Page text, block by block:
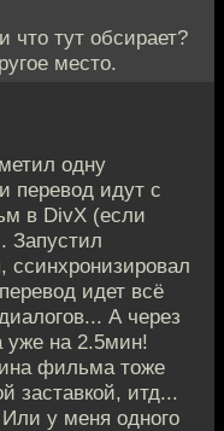
что тут обсирает?
место.
одну
идут с
в DivX (если
Запустил
идет всё
А через
уже на 2.5мин!
фильма тоже
заставкой, итд...
у меня одного